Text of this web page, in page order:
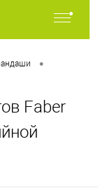
•
Faber